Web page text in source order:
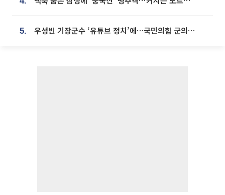
5. 우성빈 기장군수 ‘유튜브 정치’에…국민의힘 군의원들 집단 반발